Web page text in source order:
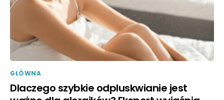
GŁÓWNA
Dlaczego szybkie odpluskwianie jest